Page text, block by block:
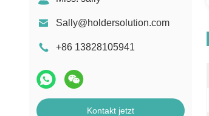
Sally@holdersolution.com
+86 13828105941
Kontakt jetzt